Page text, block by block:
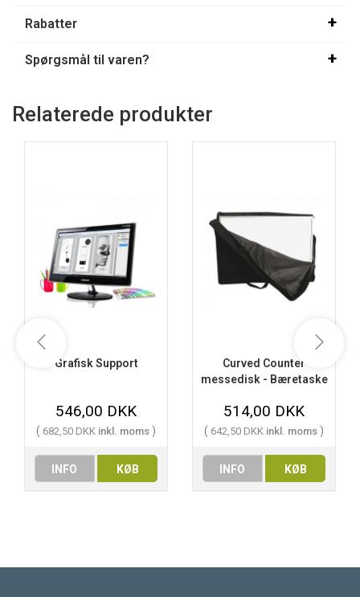
Rabatter
Spørgsmål til varen?
Relaterede produkter
Grafisk Support
546,00 DKK
( 682,50 DKK inkl. moms )
INFO KØB
Curved Counter
messedisk - Bæretaske
514,00 DKK
( 642,50 DKK inkl. moms )
INFO KØB